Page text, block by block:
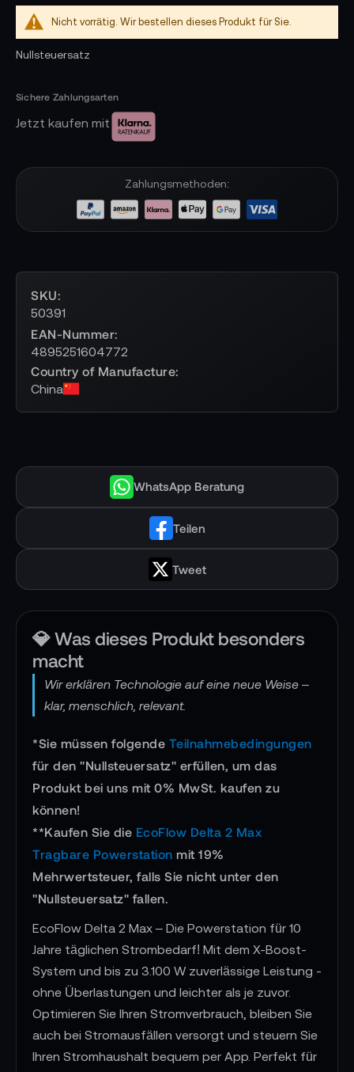
Nicht vorrätig. Wir bestellen dieses Produkt für Sie.
Nullsteuersatz
Jetzt kaufen mit
Zahlungsmethoden:
SKU
50391
EAN-Nummer
4895251604772
Country of Manufacture
China
WhatsApp Beratung
Teilen
Tweet
💎 Was dieses Produkt besonders
macht
Wir erklären Technologie auf eine neue Weise –
klar, menschlich, relevant.
*Sie müssen folgende Teilnahmebedingungen
für den "Nullsteuersatz" erfüllen, um das
Produkt bei uns mit 0% MwSt. kaufen zu
können!
**Kaufen Sie die EcoFlow Delta 2 Max
Tragbare Powerstation mit 19%
Mehrwertsteuer, falls Sie nicht unter den
"Nullsteuersatz" fallen.
EcoFlow Delta 2 Max – Die Powerstation für 10
Jahre täglichen Strombedarf! Mit dem X-Boost-
System und bis zu 3.100 W zuverlässige Leistung -
ohne Überlastungen und leichter als je zuvor.
Optimieren Sie Ihren Stromverbrauch, bleiben Sie
auch bei Stromausfällen versorgt und steuern Sie
Ihren Stromhaushalt bequem per App. Perfekt für